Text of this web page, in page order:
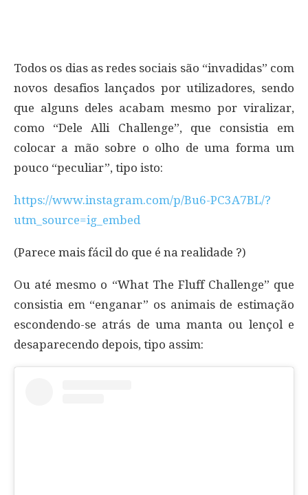
Todos os dias as redes sociais são “invadidas” com
novos desafios lançados por utilizadores, sendo
que alguns deles acabam mesmo por viralizar,
como “Dele Alli Challenge”, que consistia em
colocar a mão sobre o olho de uma forma um
pouco “peculiar”, tipo isto:
https://www.instagram.com/p/Bu6-PC3A7BL/?
utm_source=ig_embed
(Parece mais fácil do que é na realidade ?)
Ou até mesmo o “What The Fluff Challenge” que
consistia em “enganar” os animais de estimação
escondendo-se atrás de uma manta ou lençol e
desaparecendo depois, tipo assim: